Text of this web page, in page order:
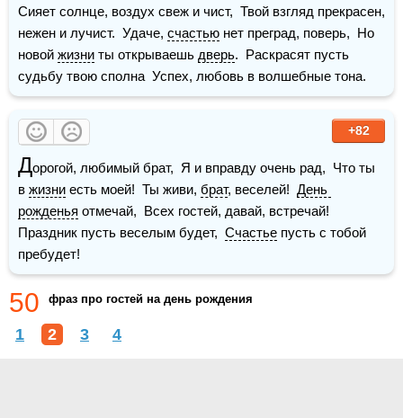
Сияет солнце, воздух свеж и чист,  Твой взгляд прекрасен,
нежен и лучист.  Удаче, счастью нет преград, поверь,  Но
новой жизни ты открываешь дверь.  Раскрасят пусть
судьбу твою сполна  Успех, любовь в волшебные тона.
+82
Дорогой, любимый брат,  Я и вправду очень рад,  Что ты
в жизни есть моей!  Ты живи, брат, веселей! День
рожденья отмечай,  Всех гостей, давай, встречай!
Праздник пусть веселым будет, Счастье пусть с тобой
пребудет!
50 фраз про гостей на день рождения
1 2 3 4